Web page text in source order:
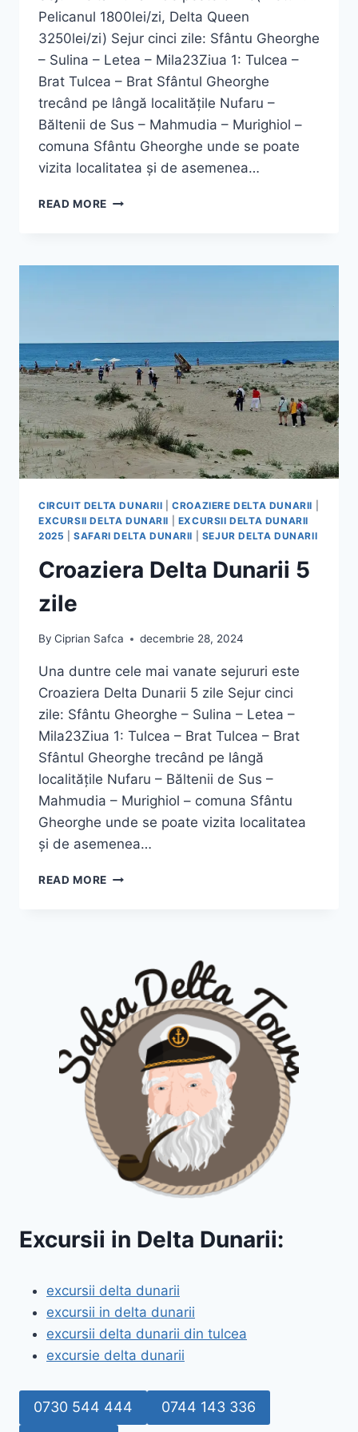
Pelicanul 1800lei/zi, Delta Queen
3250lei/zi) Sejur cinci zile: Sfântu Gheorghe
– Sulina – Letea – Mila23Ziua 1: Tulcea –
Brat Tulcea – Brat Sfântul Gheorghe
trecând pe lângă localitățile Nufaru –
Băltenii de Sus – Mahmudia – Murighiol –
comuna Sfântu Gheorghe unde se poate
vizita localitatea și de asemenea…
READ MORE SEJUR
ZILE
CIRCUIT DELTA DUNARII |CROAZIERE DELTA DUNARII
EXCURSII DELTA DUNARII
EXCURSII DELTA DUNARII
2025 |SAFARI DELTA DUNARII SEJUR DELTA DUNARII
Croaziera Delta Dunarii 5
zile
By Ciprian Safca decembrie 28, 2024
Una duntre cele mai vanate sejururi este
Croaziera Delta Dunarii 5 zile Sejur cinci
zile: Sfântu Gheorghe – Sulina – Letea –
Mila23Ziua 1: Tulcea – Brat Tulcea – Brat
Sfântul Gheorghe trecând pe lângă
localitățile Nufaru – Băltenii de Sus –
Mahmudia – Murighiol – comuna Sfântu
Gheorghe unde se poate vizita localitatea
și de asemenea…
READ MORE CROAZIERA
Excursii in Delta Dunarii:
excursii delta dunarii
excursii in delta dunarii
excursii delta dunarii din tulcea
excursie delta dunarii
0730 544 444 0744 143 336